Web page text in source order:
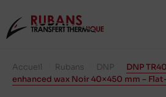
Accueil Rubans DNP
DNP
enhanced wax Noir 40×450 mm –